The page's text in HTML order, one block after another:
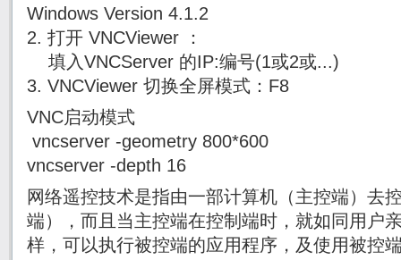
Windows Version 4.1.2
2. 打开 VNCViewer ：
填入VNCServer 的IP:编号(1或2或...)
3. VNCViewer 切换全屏模式：F8
VNC启动模式
vncserver -geometry 800*600
vncserver -depth 16
网络遥控技术是指由一部计算机（主控端）去
端），而且当主控端在控制端时，就如同用户
样，可以执行被控端的应用程序，及使用被控